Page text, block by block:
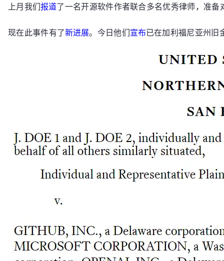
上月我们报道了一名开源软件作者联合多名优秀律师，准
现在此事件有了新进展。今日他们宣布已在加利福尼亚州旧